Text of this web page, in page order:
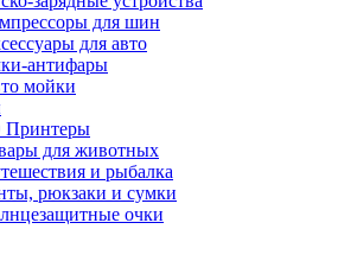
для шин
для авто
антифары
мойки
Принтеры
для животных
и рыбалка
рюкзаки и сумки
очки